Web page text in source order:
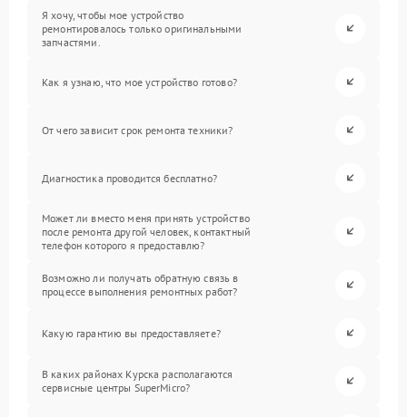
Я хочу, чтобы мое устройство
ремонтировалось только оригинальными
запчастями.
Как я узнаю, что мое устройство готово?
От чего зависит срок ремонта техники?
Диагностика проводится бесплатно?
Может ли вместо меня принять устройство
после ремонта другой человек, контактный
телефон которого я предоставлю?
Возможно ли получать обратную связь в
процессе выполнения ремонтных работ?
Какую гарантию вы предоставляете?
В каких районах Курска располагаются
сервисные центры SuperMicro?